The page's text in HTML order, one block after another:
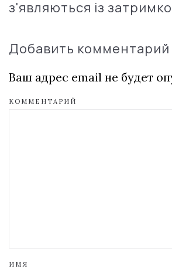
з'являються із
Добавить комментарий
Ваш адрес email не будет
КОММЕНТАРИЙ
ИМЯ